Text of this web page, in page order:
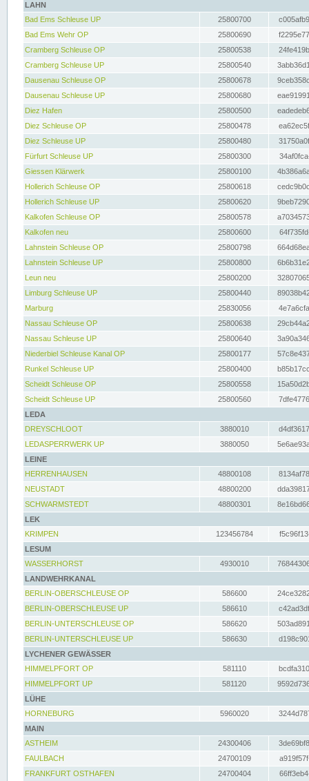
LAHN
Bad Ems Schleuse UP
25800700
Bad Ems Wehr OP
25800690
Cramberg Schleuse OP
25800538
Cramberg Schleuse UP
25800540
Dausenau Schleuse OP
25800678
Dausenau Schleuse UP
25800680
Diez Hafen
25800500
Diez Schleuse OP
25800478
Diez Schleuse UP
25800480
Fürfurt Schleuse UP
25800300
Giessen Klärwerk
25800100
Hollerich Schleuse OP
25800618
Hollerich Schleuse UP
25800620
Kalkofen Schleuse OP
25800578
Kalkofen neu
25800600
Lahnstein Schleuse OP
25800798
Lahnstein Schleuse UP
25800800
Leun neu
25800200
Limburg Schleuse UP
25800440
Marburg
25830056
Nassau Schleuse OP
25800638
Nassau Schleuse UP
25800640
Niederbiel Schleuse Kanal OP
25800177
Runkel Schleuse UP
25800400
Scheidt Schleuse OP
25800558
Scheidt Schleuse UP
25800560
LEDA
DREYSCHLOOT
3880010
LEDASPERRWERK UP
3880050
LEINE
HERRENHAUSEN
48800108
NEUSTADT
48800200
SCHWARMSTEDT
48800301
LEK
KRIMPEN
123456784
LESUM
WASSERHORST
4930010
LANDWEHRKANAL
BERLIN-OBERSCHLEUSE OP
586600
BERLIN-OBERSCHLEUSE UP
586610
BERLIN-UNTERSCHLEUSE OP
586620
BERLIN-UNTERSCHLEUSE UP
586630
LYCHENER GEWÄSSER
HIMMELPFORT OP
581110
HIMMELPFORT UP
581120
LÜHE
HORNEBURG
5960020
MAIN
ASTHEIM
24300406
FAULBACH
24700109
FRANKFURT OSTHAFEN
24700404